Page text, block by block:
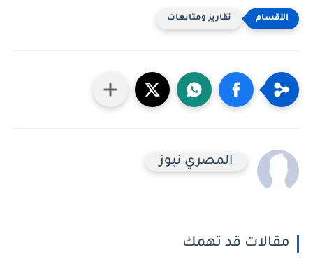
تقارير ومتابعات
المصري نيوز
مقالات قد تهمك